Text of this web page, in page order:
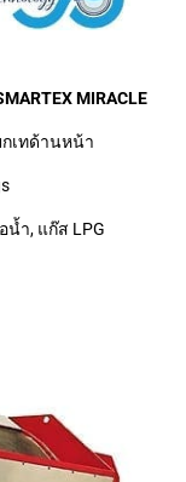
MIRACLE
เทด้านหน้า
ำ, แก๊ส LPG